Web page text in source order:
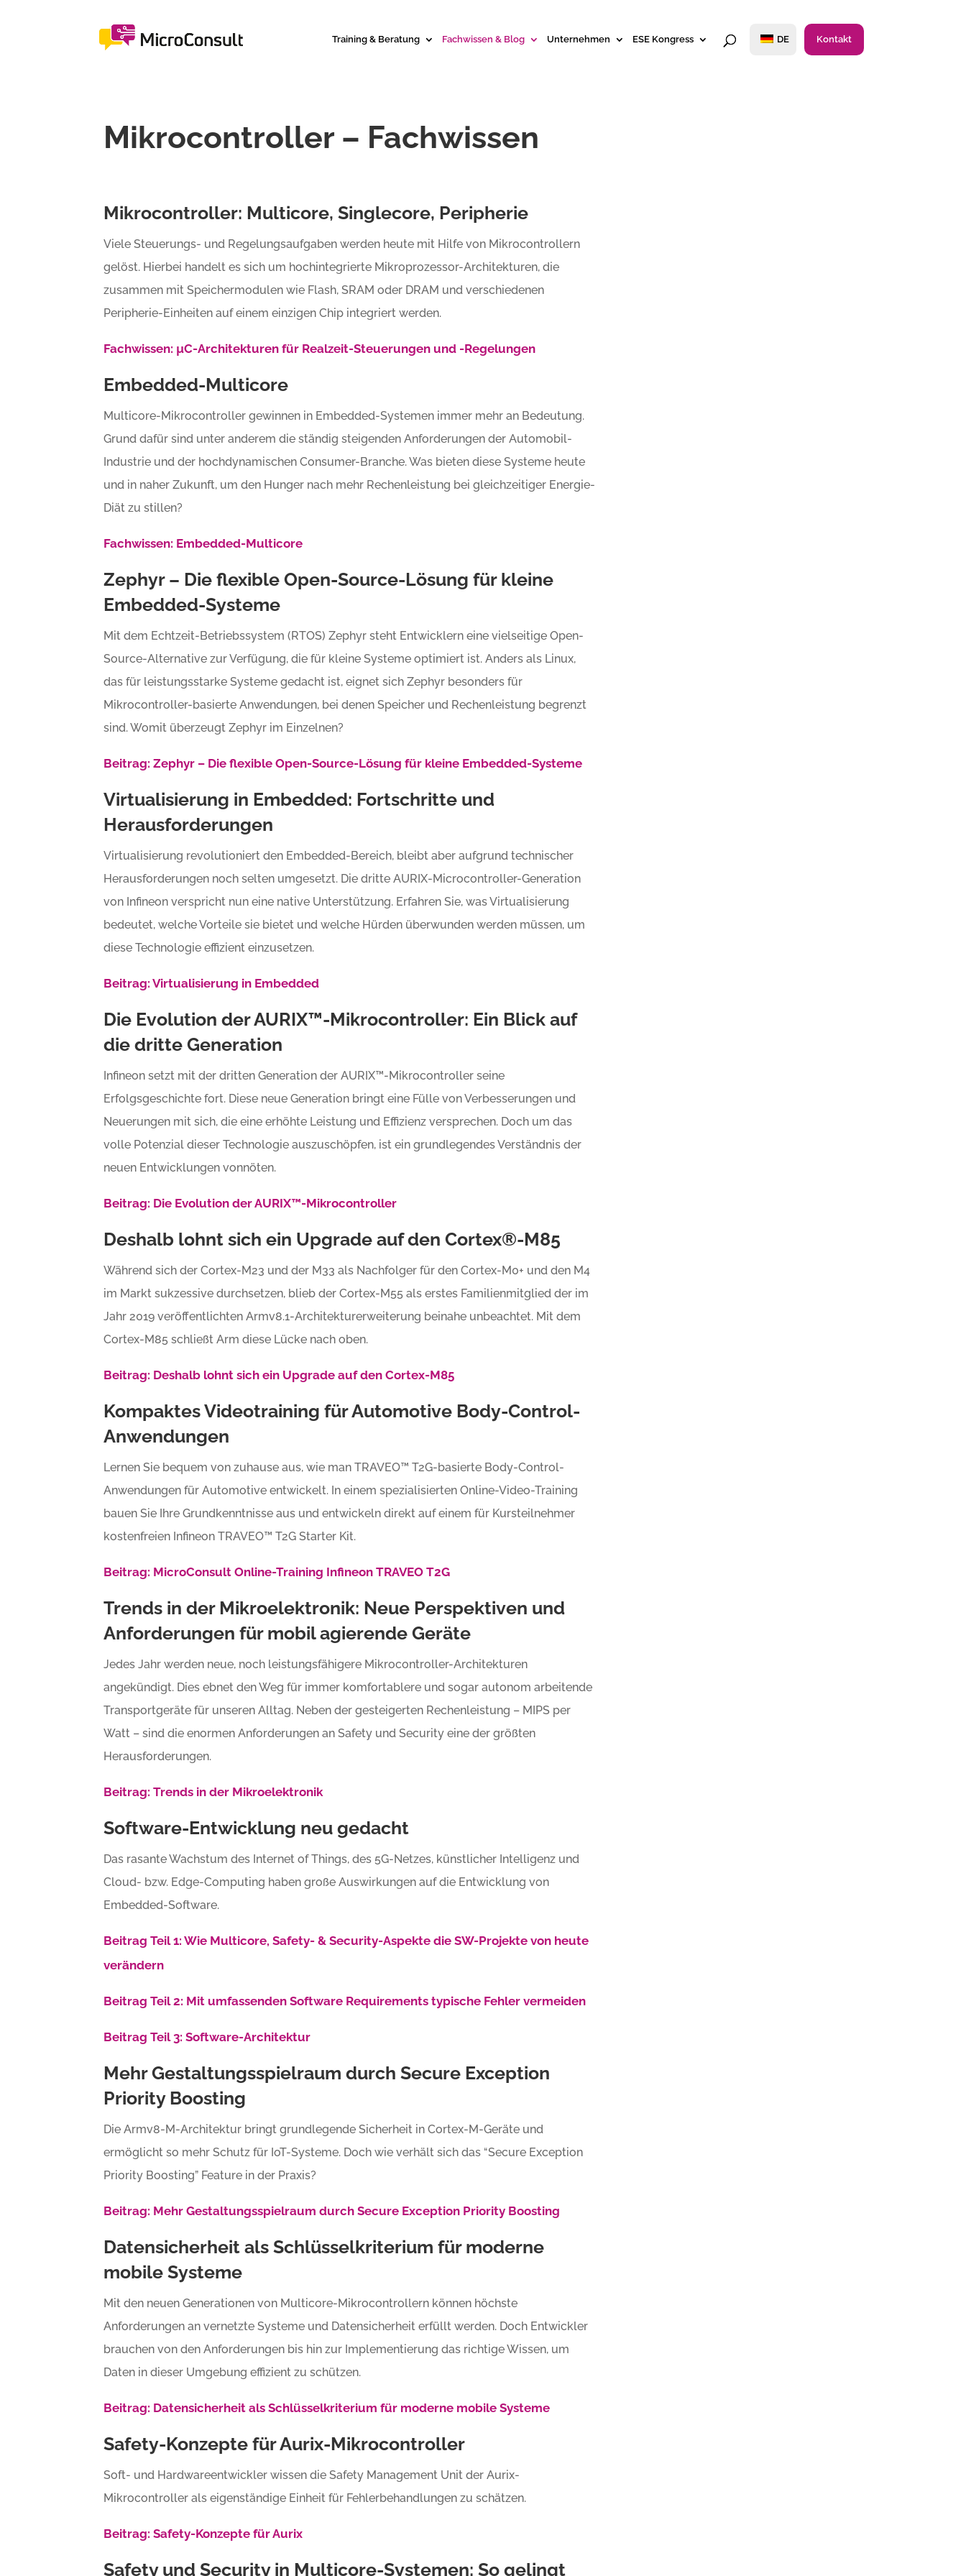
Training & Beratung Fachwissen & Blog Unternehmen ESE Kongress DE Kontakt
Mikrocontroller – Fachwissen
Mikrocontroller: Multicore, Singlecore, Peripherie
Viele Steuerungs- und Regelungsaufgaben werden heute mit Hilfe von Mikrocontrollern
gelöst. Hierbei handelt es sich um hochintegrierte Mikroprozessor-Architekturen, die
zusammen mit Speichermodulen wie Flash, SRAM oder DRAM und verschiedenen
Peripherie-Einheiten auf einem einzigen Chip integriert werden.
Fachwissen: µC-Architekturen für Realzeit-Steuerungen und -Regelungen
Embedded-Multicore
Multicore-Mikrocontroller gewinnen in Embedded-Systemen immer mehr an Bedeutung.
Grund dafür sind unter anderem die ständig steigenden Anforderungen der Automobil-
Industrie und der hochdynamischen Consumer-Branche. Was bieten diese Systeme heute
und in naher Zukunft, um den Hunger nach mehr Rechenleistung bei gleichzeitiger Energie-
Diät zu stillen?
Fachwissen: Embedded-Multicore
Zephyr – Die flexible Open-Source-Lösung für kleine
Embedded-Systeme
Mit dem Echtzeit-Betriebssystem (RTOS) Zephyr steht Entwicklern eine vielseitige Open-
Source-Alternative zur Verfügung, die für kleine Systeme optimiert ist. Anders als Linux,
das für leistungsstarke Systeme gedacht ist, eignet sich Zephyr besonders für
Mikrocontroller-basierte Anwendungen, bei denen Speicher und Rechenleistung begrenzt
sind. Womit überzeugt Zephyr im Einzelnen?
Beitrag: Zephyr – Die flexible Open-Source-Lösung für kleine Embedded-Systeme
Virtualisierung in Embedded: Fortschritte und
Herausforderungen
Virtualisierung revolutioniert den Embedded-Bereich, bleibt aber aufgrund technischer
Herausforderungen noch selten umgesetzt. Die dritte AURIX-Microcontroller-Generation
von Infineon verspricht nun eine native Unterstützung. Erfahren Sie, was Virtualisierung
bedeutet, welche Vorteile sie bietet und welche Hürden überwunden werden müssen, um
diese Technologie effizient einzusetzen.
Beitrag: Virtualisierung in Embedded
Die Evolution der AURIX™-Mikrocontroller: Ein Blick auf
die dritte Generation
Infineon setzt mit der dritten Generation der AURIX™-Mikrocontroller seine
Erfolgsgeschichte fort. Diese neue Generation bringt eine Fülle von Verbesserungen und
Neuerungen mit sich, die eine erhöhte Leistung und Effizienz versprechen. Doch um das
volle Potenzial dieser Technologie auszuschöpfen, ist ein grundlegendes Verständnis der
neuen Entwicklungen vonnöten.
Beitrag: Die Evolution der AURIX™-Mikrocontroller
Deshalb lohnt sich ein Upgrade auf den Cortex®-M85
Während sich der Cortex-M23 und der M33 als Nachfolger für den Cortex-M0+ und den M4
im Markt sukzessive durchsetzen, blieb der Cortex-M55 als erstes Familienmitglied der im
Jahr 2019 veröffentlichten Armv8.1-Architekturerweiterung beinahe unbeachtet. Mit dem
Cortex-M85 schließt Arm diese Lücke nach oben.
Beitrag: Deshalb lohnt sich ein Upgrade auf den Cortex-M85
Kompaktes Videotraining für Automotive Body-Control-
Anwendungen
Lernen Sie bequem von zuhause aus, wie man TRAVEO™ T2G-basierte Body-Control-
Anwendungen für Automotive entwickelt. In einem spezialisierten Online-Video-Training
bauen Sie Ihre Grundkenntnisse aus und entwickeln direkt auf einem für Kursteilnehmer
kostenfreien Infineon TRAVEO™ T2G Starter Kit.
Beitrag: MicroConsult Online-Training Infineon TRAVEO T2G
Trends in der Mikroelektronik: Neue Perspektiven und
Anforderungen für mobil agierende Geräte
Jedes Jahr werden neue, noch leistungsfähigere Mikrocontroller-Architekturen
angekündigt. Dies ebnet den Weg für immer komfortablere und sogar autonom arbeitende
Transportgeräte für unseren Alltag. Neben der gesteigerten Rechenleistung – MIPS per
Watt – sind die enormen Anforderungen an Safety und Security eine der größten
Herausforderungen.
Beitrag: Trends in der Mikroelektronik
Software-Entwicklung neu gedacht
Das rasante Wachstum des Internet of Things, des 5G-Netzes, künstlicher Intelligenz und
Cloud- bzw. Edge-Computing haben große Auswirkungen auf die Entwicklung von
Embedded-Software.
Beitrag Teil 1: Wie Multicore, Safety- & Security-Aspekte die SW-Projekte von heute
verändern
Beitrag Teil 2: Mit umfassenden Software Requirements typische Fehler vermeiden
Beitrag Teil 3: Software-Architektur
Mehr Gestaltungsspielraum durch Secure Exception
Priority Boosting
Die Armv8-M-Architektur bringt grundlegende Sicherheit in Cortex-M-Geräte und
ermöglicht so mehr Schutz für IoT-Systeme. Doch wie verhält sich das “Secure Exception
Priority Boosting” Feature in der Praxis?
Beitrag: Mehr Gestaltungsspielraum durch Secure Exception Priority Boosting
Datensicherheit als Schlüsselkriterium für moderne
mobile Systeme
Mit den neuen Generationen von Multicore-Mikrocontrollern können höchste
Anforderungen an vernetzte Systeme und Datensicherheit erfüllt werden. Doch Entwickler
brauchen von den Anforderungen bis hin zur Implementierung das richtige Wissen, um
Daten in dieser Umgebung effizient zu schützen.
Beitrag: Datensicherheit als Schlüsselkriterium für moderne mobile Systeme
Safety-Konzepte für Aurix-Mikrocontroller
Soft- und Hardwareentwickler wissen die Safety Management Unit der Aurix-
Mikrocontroller als eigenständige Einheit für Fehlerbehandlungen zu schätzen.
Beitrag: Safety-Konzepte für Aurix
Safety und Security in Multicore-Systemen: So gelingt